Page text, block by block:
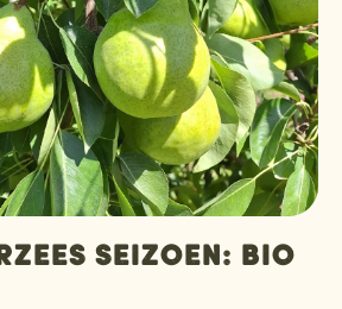
seizoen: bio